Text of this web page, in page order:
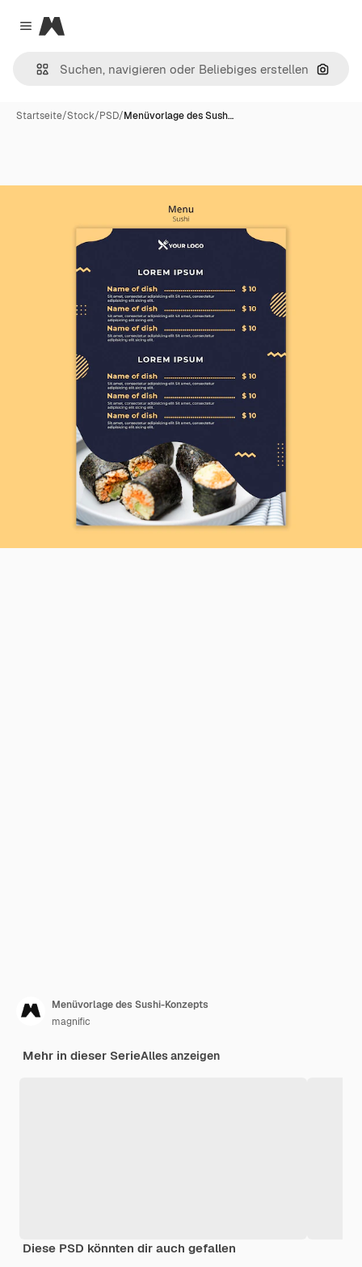
Close menu
Magnific
Nach
Startseite/Stock/PSD/Menüvorlage des Sush…
Menüvorlage des Sushi-Konzepts
magnific
Mehr in dieser SerieAlles anzeigen
Diese PSD könnten dir auch gefallen